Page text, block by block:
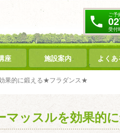
ご予
受付
座 施設案内 よく
果的に鍛える★フラダンス★
マッスルを効果的